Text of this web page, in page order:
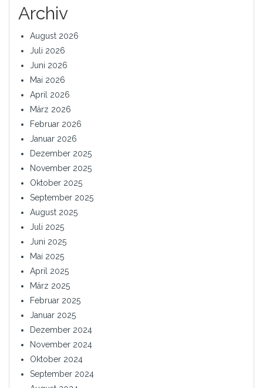
Archiv
August 2026
Juli 2026
Juni 2026
Mai 2026
April 2026
März 2026
Februar 2026
Januar 2026
Dezember 2025
November 2025
Oktober 2025
September 2025
August 2025
Juli 2025
Juni 2025
Mai 2025
April 2025
März 2025
Februar 2025
Januar 2025
Dezember 2024
November 2024
Oktober 2024
September 2024